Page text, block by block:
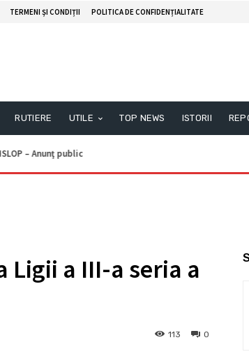
TERMENI ȘI CONDIȚII POLITICA DE CONFIDENȚIALITATE
RUTIERE UTILE TOP NEWS ISTORII
Ligii a III-a seria a
0
113